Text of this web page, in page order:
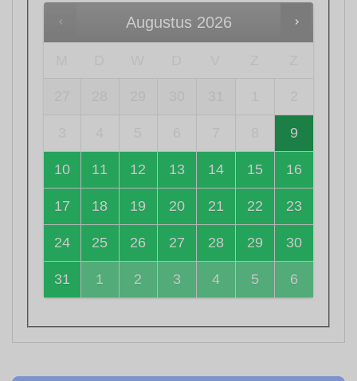
Augustus 2026
9
10 11 12 13 14 15 16
17 18 19 20 21 22 23
24 25 26 27 28 29 30
31 1 2 3 4 5 6